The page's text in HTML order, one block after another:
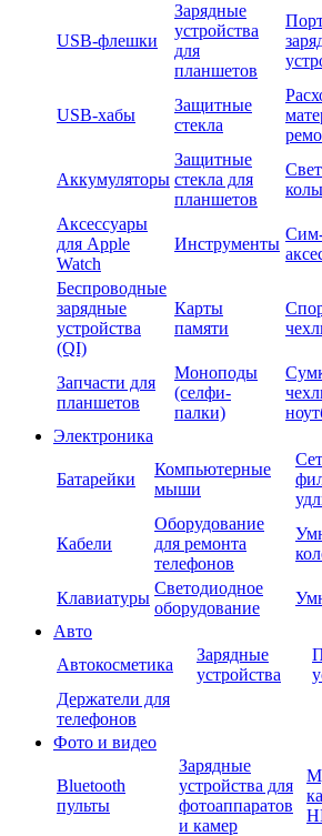
USB-флешки
Зарядные
устройства
для
планшетов
USB-хабы
Защитные
стекла
Аккумуляторы
Защитные
стекла для
планшетов
Аксессуары
для Apple
Watch
Инструменты
Беспроводные
зарядные
устройства
(QI)
Карты
памяти
Запчасти для
планшетов
Моноподы
(селфи-
палки)
Электроника
Батарейки
Компьютерные
мыши
Кабели
Оборудование
для ремонта
телефонов
Клавиатуры
Светодиодное
оборудование
Авто
Автокосметика
Зарядные
устройства
Держатели для
телефонов
Фото и видео
Bluetooth
пульты
Зарядные
устройства для
фотоаппаратов
и камер